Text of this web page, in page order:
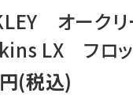
オーク
LX フロッ
(税込)